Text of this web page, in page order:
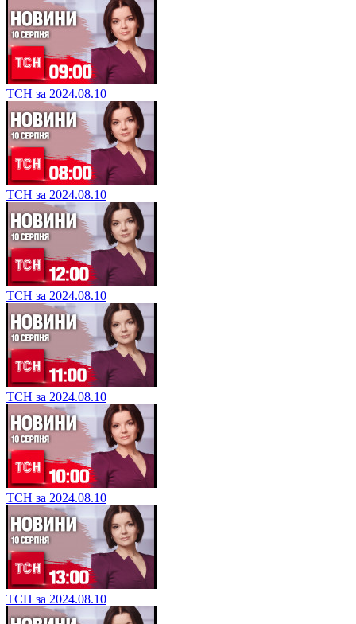
ТСН за 2024.08.10
ТСН за 2024.08.10
ТСН за 2024.08.10
ТСН за 2024.08.10
ТСН за 2024.08.10
ТСН за 2024.08.10